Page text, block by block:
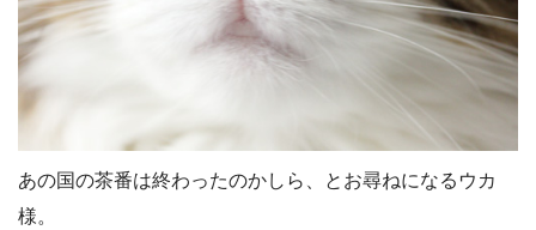
あの国の茶番は終わったのかしら、とお尋ねになるウカ
様。